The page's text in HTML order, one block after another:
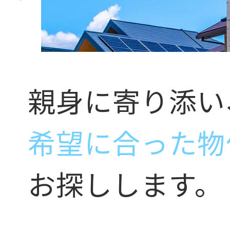
親身に寄り添
希望に合った
お探しします。